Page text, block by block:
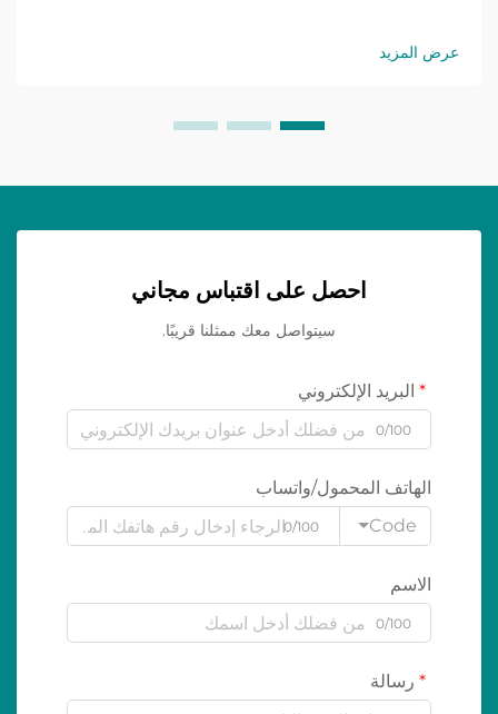
عرض المزيد
احصل على اقتباس مجاني
سيتواصل معك ممثلنا قريبًا.
البريد الإلكتروني
0/100
الهاتف المحمول/واتساب
Code
0/100
الاسم
0/100
رسالة